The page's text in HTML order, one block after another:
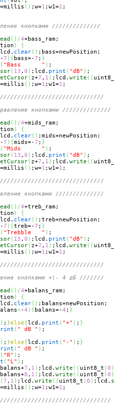
( ) ;w=1 ;w1=1 ;
кнопками //////////////
( ) /4+bass_ram;
)
{
clear( ) ;bass=newPosition;
-7 ) { bass=-7 ; }
( "Bass      " ) ;
( 13 , 0 ) ;lcd. print ( "dB" ) ;
( z+7 , 1 ) ;lcd. write ( (
( ) ;w=1 ;w1=1 ;
кнопками //////////////
( ) /4+mids_ram;
)
{
clear( ) ;mids=newPosition;
-7 ) {mids=-7 ; }
( "Mids      " ) ;
( 13 , 0 ) ;lcd. print ( "dB" ) ;
( z+7 , 1 ) ;lcd. write ( (
( ) ;w=1 ;w1=1 ;
кнопками //////////////
( ) /4+treb_ram;
)
{
clear( ) ;treb=newPosition;
-7 ) {treb=-7 ; }
( "Trebble   " ) ;
( 13 , 0 ) ;lcd. print ( "dB" ) ;
( z+7 , 1 ) ;lcd. write ( (
( ) ;w=1 ;w1=1 ;
кнопками +\- 4 дБ ///////
( ) /4+balans_ram;
)
{
clear( ) ;balans=newPosition;
<-4 ) { balans=-4 ; }
) ; }else{lcd. print ( "+" ) ; }
( " dB " ) ;
) ; }else{lcd. print ( "-" ) ; }
( " dB " ) ;
( "R" ) ;
( "L" ) ;
balans+7 , 1 ) ;lcd. write ( ( uint8_t )0 )
balans+8 , 1 ) ;lcd. write ( ( uint8_t )0 )
(7 , 1 ) ;lcd. write ( ( uint8_t )0 ) ;lcd.
( ) ;w=1 ;w1=1 ;